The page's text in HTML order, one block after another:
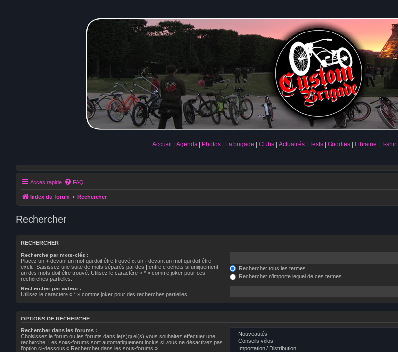
Accueil Agenda Photos La brigade Clubs Actualités Tests Goodies Librairie T-shirt
Accès rapide FAQ
Index du forum Rechercher
Rechercher
RECHERCHER
Recherche par mots-clés :
Placez un + devant un mot qui doit être trouvé et un - devant un mot qui doit être
exclu. Saisissez une suite de mots séparés par des | entre crochets si uniquement
un des mots doit être trouvé. Utilisez le caractère « * » comme joker pour des
recherches partielles.
Rechercher tous les termes
Rechercher n’importe lequel de ces termes
Rechercher par auteur :
Utilisez le caractère « * » comme joker pour des recherches partielles.
OPTIONS DE RECHERCHE
Rechercher dans les forums :
Choisissez le forum ou les forums dans le(s)quel(s) vous souhaitez effectuer une
recherche. Les sous-forums sont automatiquement inclus si vous ne désactivez pas
l’option ci-dessous « Rechercher dans les sous-forums ».